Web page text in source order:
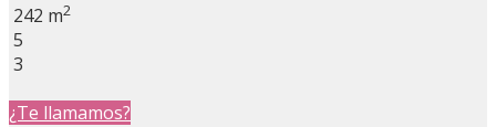
242 m2
5
3
¿Te llamamos?